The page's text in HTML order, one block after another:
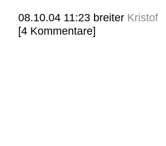
08.10.04 11:23 breiter Kristof
[4 Kommentare]